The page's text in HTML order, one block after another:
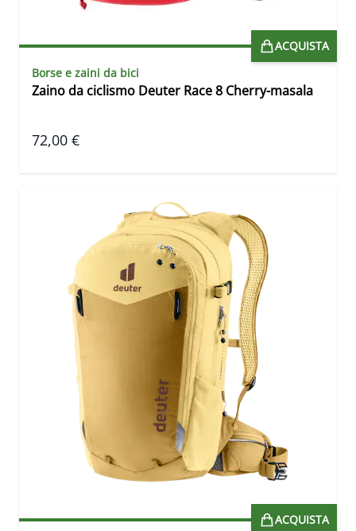
ACQUISTA
Borse e zaini da bici
Zaino da ciclismo Deuter Race 8 Cherry-masala
72,00 €
ACQUISTA